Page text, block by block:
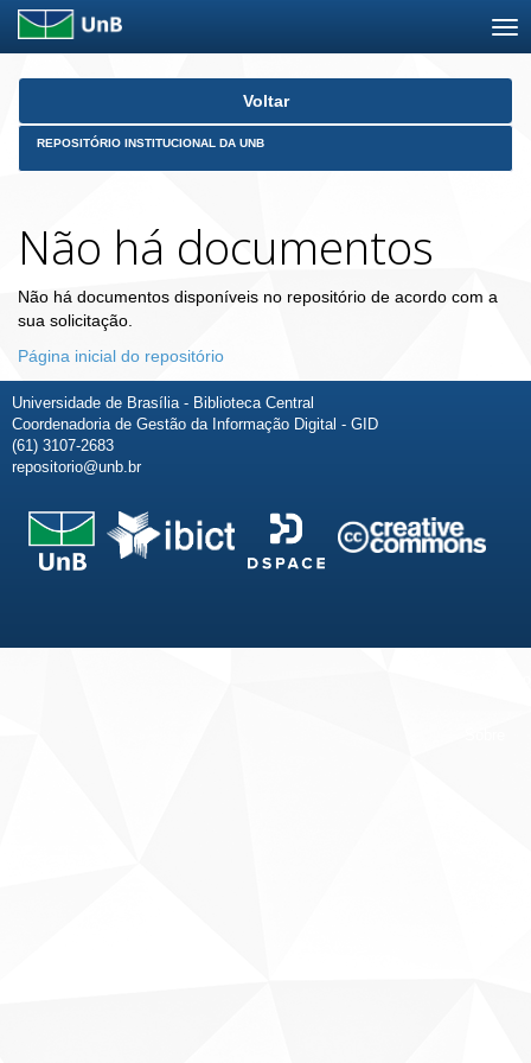
Skip
Voltar
REPOSITÓRIO INSTITUCIONAL DA UNB
Não há documentos
Não há documentos disponíveis no repositório de acordo com a
sua solicitação.
Página inicial do repositório
Universidade de Brasília - Biblioteca Central
Coordenadoria de Gestão da Informação Digital - GID
(61) 3107-2683
repositorio@unb.br